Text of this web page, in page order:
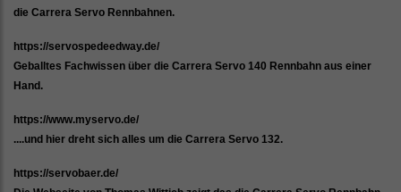
die Carrera Servo Rennbahnen.
https://servospedeedway.de/
Geballtes Fachwissen über die Carrera Servo 140 Rennbahn aus einer
Hand.
https://www.myservo.de/
....und hier dreht sich alles um die Carrera Servo 132.
https://servobaer.de/